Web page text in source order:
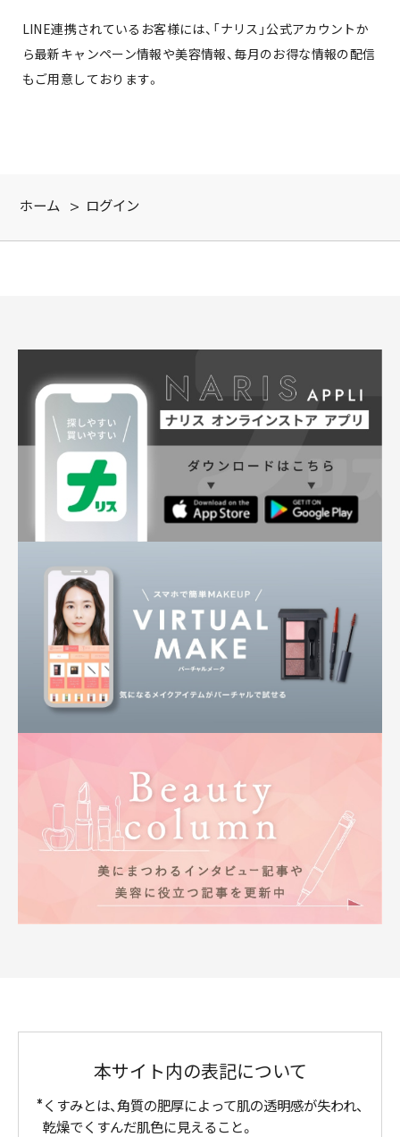
LINE連携されているお客様には、「ナリス」公式アカウントか
ら最新キャンペーン情報や美容情報、毎月のお得な情報の配信
もご用意しております。
ホーム > ログイン
本サイト内の表記について
くすみとは、角質の肥厚によって肌の透明感が失われ、
乾燥でくすんだ肌色に見えること。